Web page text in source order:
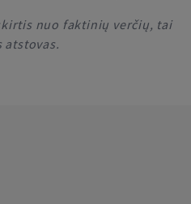
nuo faktinių verčių, tai